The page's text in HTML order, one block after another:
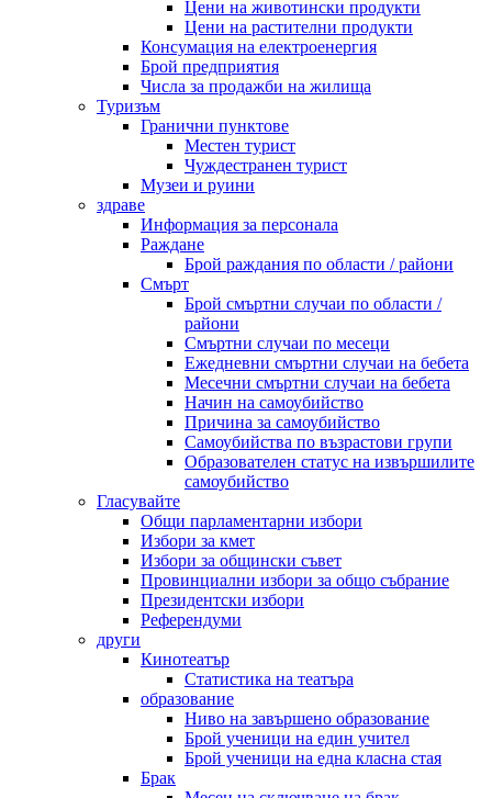
Цени на животински продукти
Цени на растителни продукти
Консумация на електроенергия
Брой предприятия
Числа за продажби на жилища
Туризъм
Гранични пунктове
Местен турист
Чуждестранен турист
Музеи и руини
здраве
Информация за персонала
Раждане
Брой раждания по области / райони
Смърт
Брой смъртни случаи по области /
райони
Смъртни случаи по месеци
Ежедневни смъртни случаи на бебета
Месечни смъртни случаи на бебета
Начин на самоубийство
Причина за самоубийство
Самоубийства по възрастови групи
Образователен статус на извършилите
самоубийство
Гласувайте
Общи парламентарни избори
Избори за кмет
Избори за общински съвет
Провинциални избори за общо събрание
Президентски избори
Референдуми
други
Кинотеатър
Статистика на театъра
образование
Ниво на завършено образование
Брой ученици на един учител
Брой ученици на една класна стая
Брак